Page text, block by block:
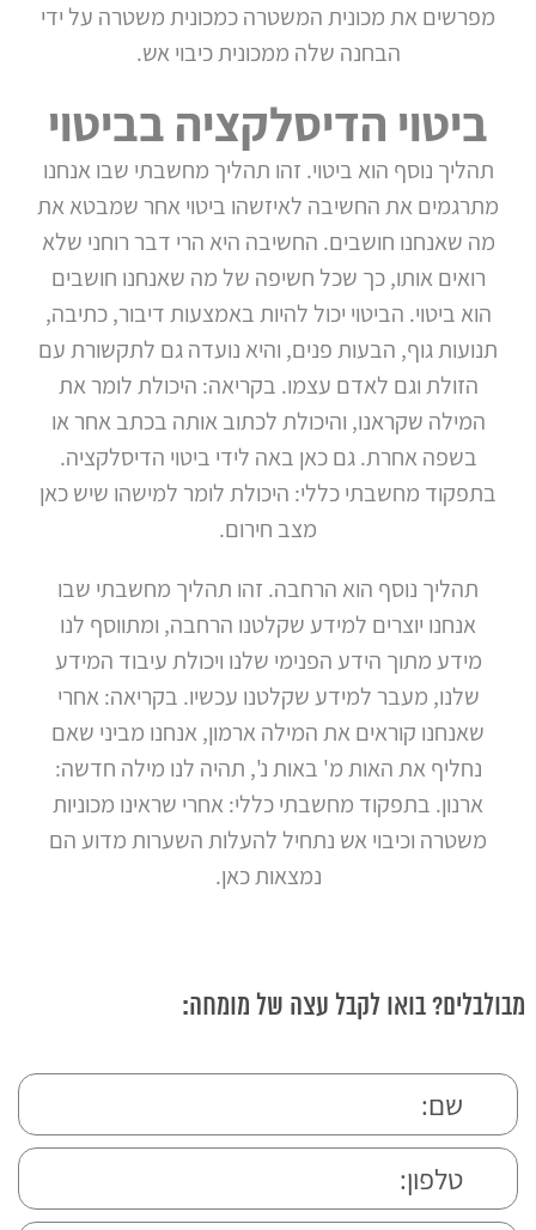
מפרשים את מכונית המשטרה כמכונית משטרה על ידי
הבחנה שלה ממכונית כיבוי אש.
ביטוי הדיסלקציה בביטוי
תהליך נוסף הוא ביטוי. זהו תהליך מחשבתי שבו אנחנו
מתרגמים את החשיבה לאיזשהו ביטוי אחר שמבטא את
מה שאנחנו חושבים. החשיבה היא הרי דבר רוחני שלא
רואים אותו, כך שכל חשיפה של מה שאנחנו חושבים
הוא ביטוי. הביטוי יכול להיות באמצעות דיבור, כתיבה,
תנועות גוף, הבעות פנים, והיא נועדה גם לתקשורת עם
הזולת וגם לאדם עצמו. בקריאה: היכולת לומר את
המילה שקראנו, והיכולת לכתוב אותה בכתב אחר או
בשפה אחרת. גם כאן באה לידי ביטוי הדיסלקציה.
בתפקוד מחשבתי כללי: היכולת לומר למישהו שיש כאן
מצב חירום.
תהליך נוסף הוא הרחבה. זהו תהליך מחשבתי שבו
אנחנו יוצרים למידע שקלטנו הרחבה, ומתווסף לנו
מידע מתוך הידע הפנימי שלנו ויכולת עיבוד המידע
שלנו, מעבר למידע שקלטנו עכשיו. בקריאה: אחרי
שאנחנו קוראים את המילה ארמון, אנחנו מביני שאם
נחליף את האות מ' באות נ', תהיה לנו מילה חדשה:
ארנון. בתפקוד מחשבתי כללי: אחרי שראינו מכוניות
משטרה וכיבוי אש נתחיל להעלות השערות מדוע הם
נמצאות כאן.
מבולבלים? בואו לקבל עצה של מומחה: